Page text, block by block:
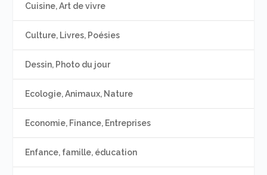
Cuisine, Art de vivre
Culture, Livres, Poésies
Dessin, Photo du jour
Ecologie, Animaux, Nature
Economie, Finance, Entreprises
Enfance, famille, éducation